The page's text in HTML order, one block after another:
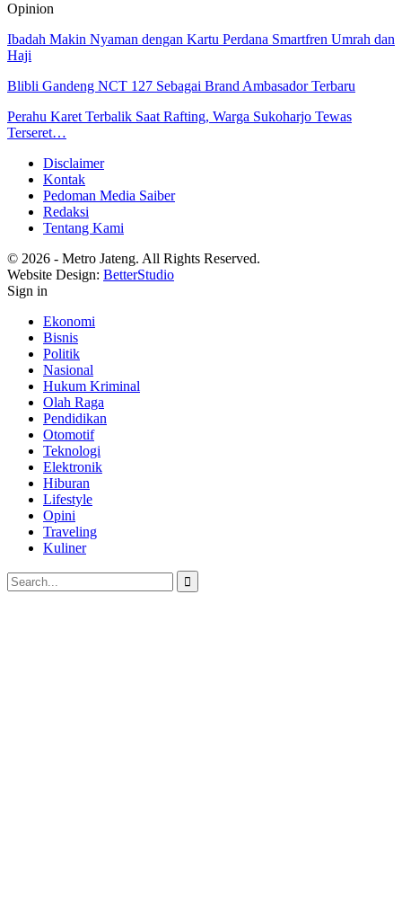
Opinion
Ibadah Makin Nyaman dengan Kartu Perdana Smartfren Umrah dan
Haji
Blibli Gandeng NCT 127 Sebagai Brand Ambasador Terbaru
Perahu Karet Terbalik Saat Rafting, Warga Sukoharjo Tewas
Terseret…
Disclaimer
Kontak
Pedoman Media Saiber
Redaksi
Tentang Kami
© 2026 - Metro Jateng. All Rights Reserved.
Website Design: BetterStudio
Sign in
Ekonomi
Bisnis
Politik
Nasional
Hukum Kriminal
Olah Raga
Pendidikan
Otomotif
Teknologi
Elektronik
Hiburan
Lifestyle
Opini
Traveling
Kuliner